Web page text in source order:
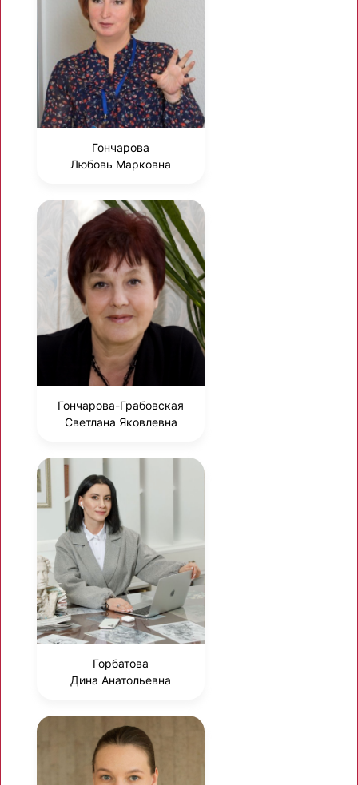
Гончарова
Любовь Марковна
Гончарова-Грабовская
Светлана Яковлевна
Горбатова
Дина Анатольевна